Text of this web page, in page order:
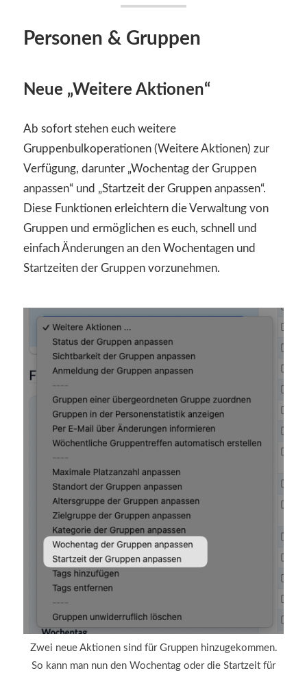
Personen & Gruppen
Neue „Weitere Aktionen“
Ab sofort stehen euch weitere
Gruppenbulkoperationen (Weitere Aktionen) zur
Verfügung, darunter „Wochentag der Gruppen
anpassen“ und „Startzeit der Gruppen anpassen“.
Diese Funktionen erleichtern die Verwaltung von
Gruppen und ermöglichen es euch, schnell und
einfach Änderungen an den Wochentagen und
Startzeiten der Gruppen vorzunehmen.
Zwei neue Aktionen sind für Gruppen hinzugekommen.
So kann man nun den Wochentag oder die Startzeit für